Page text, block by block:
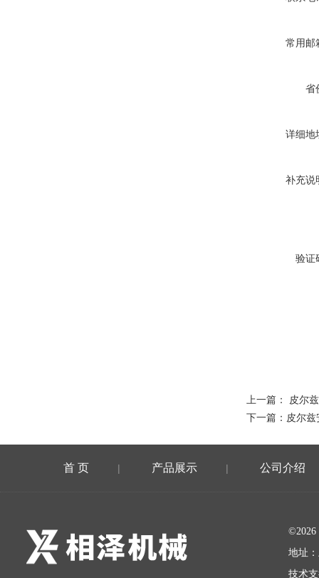
常用邮
省
详细地
补充说
验证
上一篇：
皮尔
下一篇： 皮尔
首 页 | 产品展示 | 公司介绍
地址
技术